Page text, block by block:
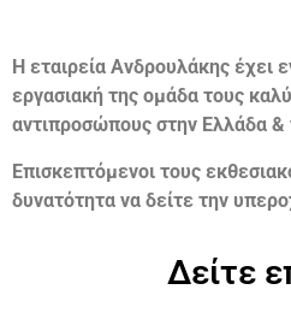
Η εταιρεία Ανδρουλάκης έχει
εργασιακή της ομάδα τους
αντιπροσώπους στην Ελλάδα &
Επισκεπτόμενοι τους
δυνατότητα να δείτε την
Δείτε